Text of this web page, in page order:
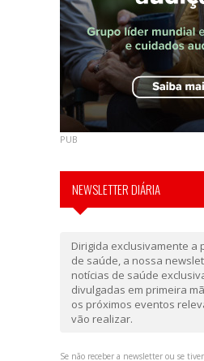
PUB
NEWSLETTER DIÁRIA
Dirigida exclusivamente a
de saúde, a nossa
notícias de saúde
divulgadas em primeira
os próximos eventos
vão realizar.
Se não receber a newsletter ou se